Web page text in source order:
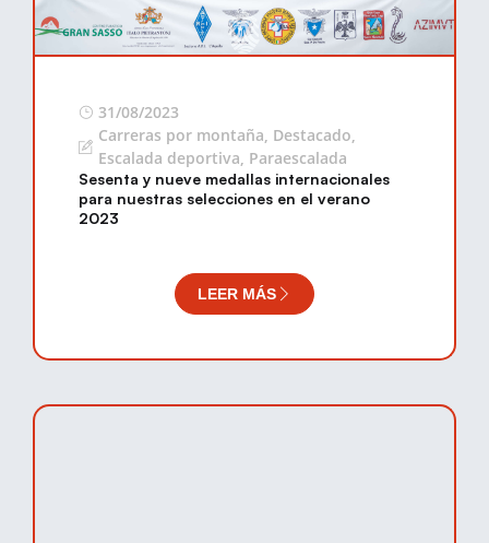
31/08/2023
Carreras por montaña, Destacado,
Escalada deportiva, Paraescalada
Sesenta y nueve medallas internacionales
para nuestras selecciones en el verano
2023
LEER MÁS